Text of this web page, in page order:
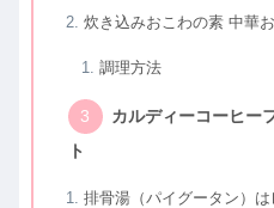
炊き込みおこわの素 中華
調理方法
カルディーコーヒー
ト
排骨湯（パイグータン）